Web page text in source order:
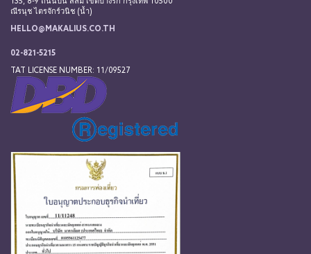
ณีรนุช ไตรจักร์วนิช (น้ำ)
HELLO@MAKALIUS.CO.TH
02-821-5215
TAT LICENSE NUMBER: 11/09527